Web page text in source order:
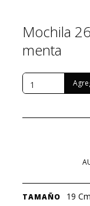
Mochila
menta
TAMAÑO 19